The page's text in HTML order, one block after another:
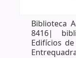
Biblioteca
8416|
Edifícios